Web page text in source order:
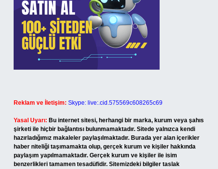
Reklam ve İletişim: Skype: live:.cid.575569c608265c69
Yasal Uyarı: Bu internet sitesi, herhangi bir marka, kurum veya şahıs
şirketi ile hiçbir bağlantısı bulunmamaktadır. Sitede yalnızca kendi
hazırladığımız makaleler paylaşılmaktadır. Burada yer alan içerikler
haber niteliği taşımamakta olup, gerçek kurum ve kişiler hakkında
paylaşım yapılmamaktadır. Gerçek kurum ve kişiler ile isim
benzerlikleri tamamen tesadüfidir. Sitemizdeki bilgiler taslak